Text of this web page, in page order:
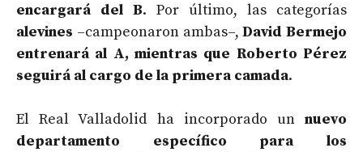
encargará del B. Por último, las categorías
alevines –campeonaron ambas–,David Bermejo
entrenará al A, mientras que Roberto Pérez
seguirá al cargo de la primera camada.
El Real Valladolid ha incorporado un nuevo
departamento específico para los